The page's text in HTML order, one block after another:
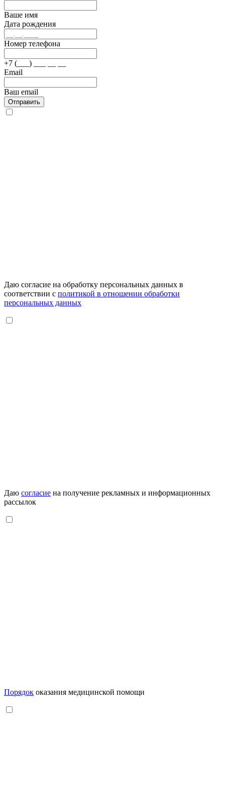
Ваше имя
Дата рождения
Номер телефона
+7 (___) ___ __ __
Email
Ваш email
Отправить
Даю согласие на обработку персональных данных в
соответствии с политикой в отношении обработки
персональных данных
Даю согласие на получение рекламных и информационных
рассылок
Порядок оказания медицинской помощи